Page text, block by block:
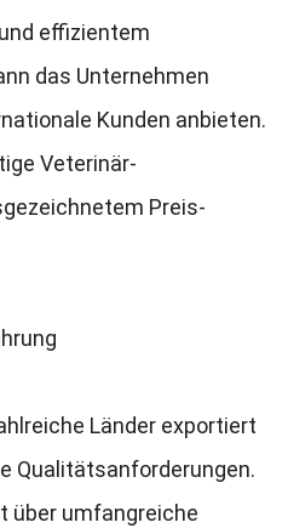
effizientem
das Unternehmen
Kunden anbieten.
Veterinär-
Preis-
Länder exportiert
Qualitätsanforderungen.
über umfangreiche